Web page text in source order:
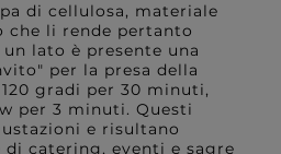
di cellulosa, materiale
che li rende pertanto
lato è presente una
per la presa della
gradi per 30 minuti,
per 3 minuti. Questi
e risultano
catering, eventi e sagre